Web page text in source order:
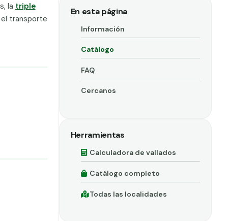
la triple
el transporte
En esta página
Información
Catálogo
FAQ
Cercanos
Herramientas
Calculadora de vallados
Catálogo completo
Todas las localidades